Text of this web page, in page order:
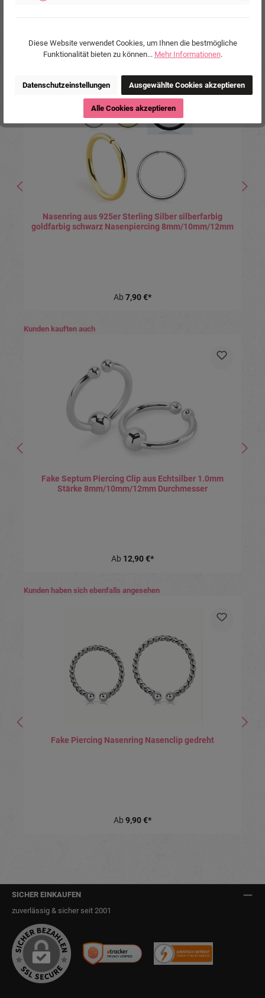
Tipp
Nasenring aus 925er Sterling Silber silberfarbig
goldfarbig schwarz Nasenpiercing 8mm/10mm/12mm
Ab 7,90 €*
Produktgalerie überspringen
Kunden kauften auch
Fake Septum Piercing Clip aus Echtsilber 1.0mm
Stärke 8mm/10mm/12mm Durchmesser
Ab 12,90 €*
Produktgalerie überspringen
Kunden haben sich ebenfalls angesehen
Fake Piercing Nasenring Nasenclip gedreht
Ab 9,90 €*
SICHER EINKAUFEN
zuverlässig & sicher seit 2001
Diese Website verwendet Cookies, um Ihnen die bestmögliche
Funktionalität bieten zu können... Mehr Informationen.
Datenschutzeinstellungen Ausgewählte Cookies akzeptieren
Alle Cookies akzeptieren